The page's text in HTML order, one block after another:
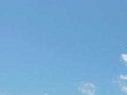
de Apostelen 20, 1-
Achaïa | Opwekking in